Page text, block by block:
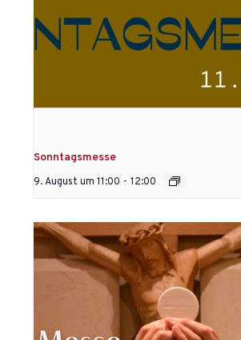
Sonntagsmesse
9. August um 11:00 - 12:00